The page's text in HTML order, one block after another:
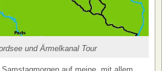
und Ärmelkanal Tour